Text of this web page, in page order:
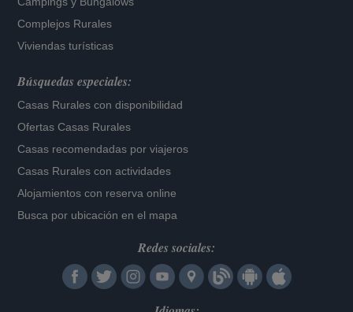
Complejos Rurales
Viviendas turísticas
Búsquedas especiales:
Casas Rurales con disponibilidad
Ofertas Casas Rurales
Casas recomendadas por viajeros
Casas Rurales con actividades
Alojamientos con reserva online
Busca por ubicación en el mapa
Redes sociales: